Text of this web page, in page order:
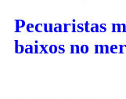
Pecuaristas
baixos no